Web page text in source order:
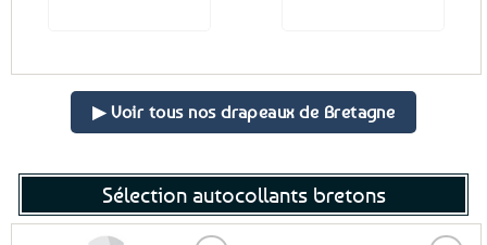
▶ Voir tous nos drapeaux de Bretagne
Sélection autocollants bretons